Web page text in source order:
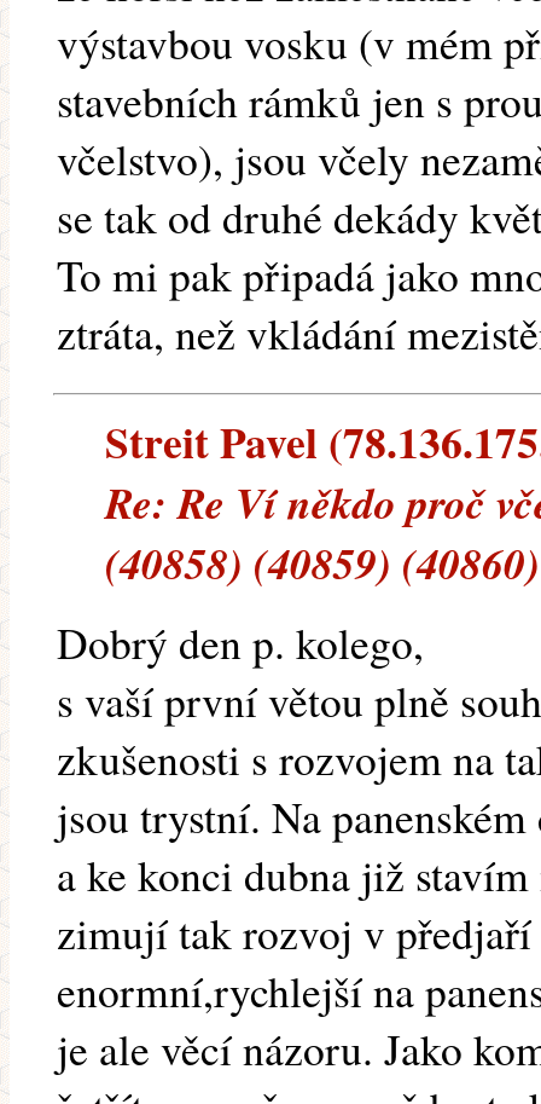
výstavbou vosku (v mém
stavebních rámků jen s
včelstvo), jsou včely
se tak od druhé dekády
To mi pak připadá jako
ztráta, než vkládání
Streit Pavel
Re: Re Ví někdo proč
(40858) (40859)
Dobrý den p. kolego,
s vaší první větou plně
zkušenosti s rozvojem na
jsou trystní. Na
a ke konci dubna již
zimují tak rozvoj v předjaří
enormní,rychlejší na
je ale věcí názoru. Jako